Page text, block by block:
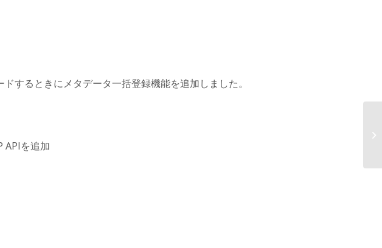
するときにメタデータ一括登録機能を追加しました。
APIを追加